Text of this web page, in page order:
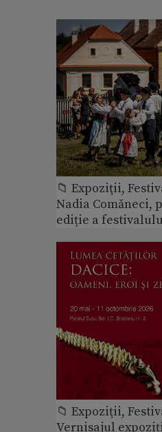
📁 Expoziţii,
Nadia Comăneci,
ediție a
📁 Expoziţii,
Vernisajul